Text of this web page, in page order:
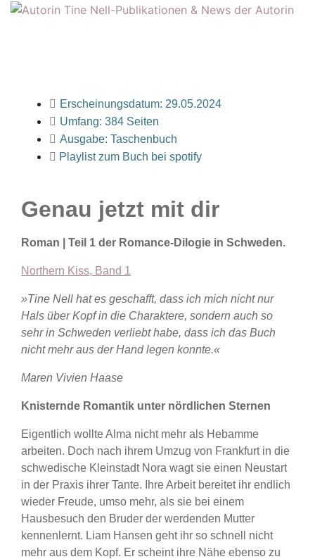
Erscheinungsdatum: 29.05.2024
Umfang: 384 Seiten
Ausgabe: Taschenbuch
Playlist zum Buch bei spotify
Genau jetzt mit dir
Roman | Teil 1 der Romance-Dilogie in Schweden.
Northern Kiss, Band 1
»Tine Nell hat es geschafft, dass ich mich nicht nur
Hals über Kopf in die Charaktere, sondern auch so
sehr in Schweden verliebt habe, dass ich das Buch
nicht mehr aus der Hand legen konnte.«
Maren Vivien Haase
Knisternde Romantik unter nördlichen Sternen
Eigentlich wollte Alma nicht mehr als Hebamme
arbeiten. Doch nach ihrem Umzug von Frankfurt in die
schwedische Kleinstadt Nora wagt sie einen Neustart
in der Praxis ihrer Tante. Ihre Arbeit bereitet ihr endlich
wieder Freude, umso mehr, als sie bei einem
Hausbesuch den Bruder der werdenden Mutter
kennenlernt. Liam Hansen geht ihr so schnell nicht
mehr aus dem Kopf. Er scheint ihre Nähe ebenso zu